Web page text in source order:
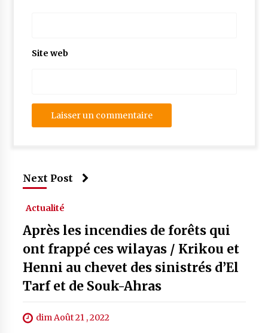
Site web
Next Post
Actualité
Après les incendies de forêts qui
ont frappé ces wilayas / Krikou et
Henni au chevet des sinistrés d’El
Tarf et de Souk-Ahras
dim Août 21 , 2022